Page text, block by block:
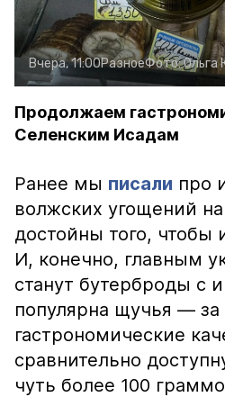
Вчера, 11:00РазноеФото:Ольга
Продолжаем
Селенским Исадам
Ранее мы писали про
волжских угощений
достойны того, чтобы
И, конечно, главным
станут бутерброды с
популярна щучья — за
гастрономические
сравнительно
чуть более 100